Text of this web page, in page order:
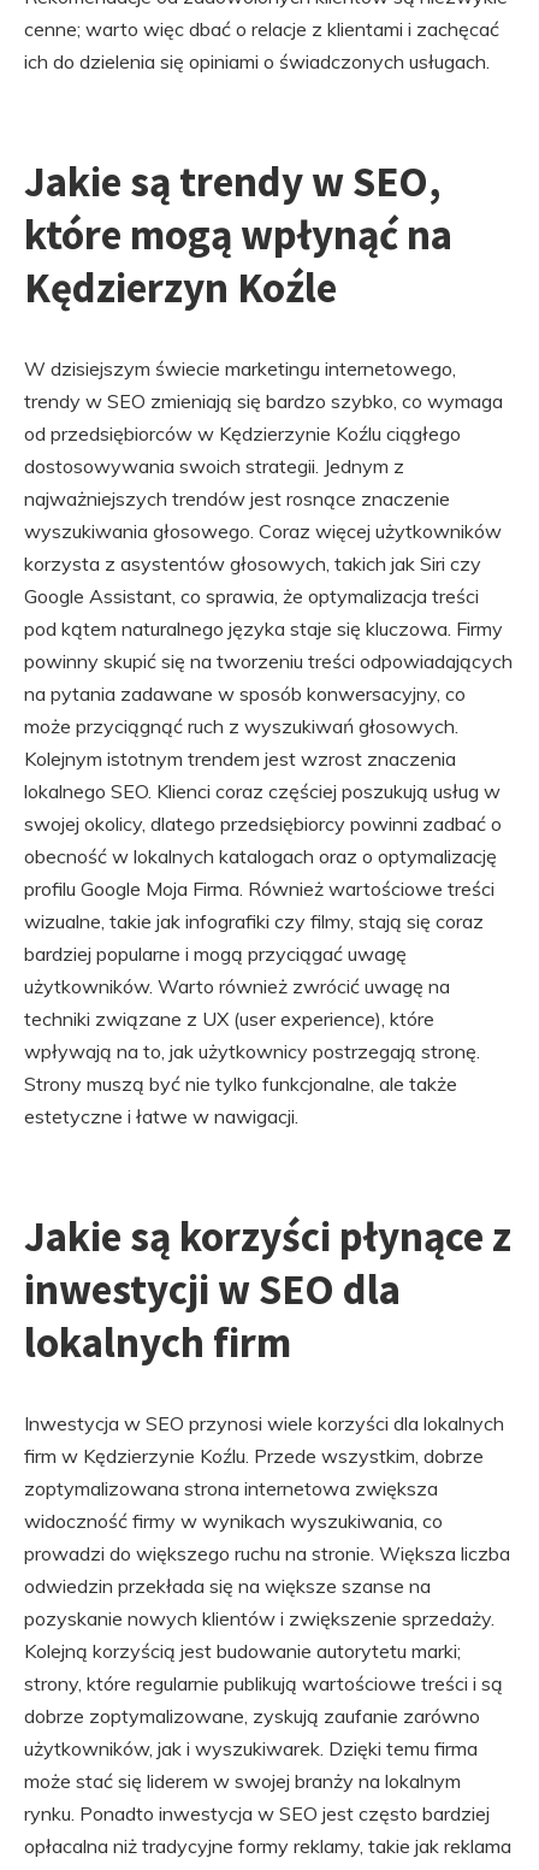
cenne; warto więc dbać o relacje z klientami i zachęcać
ich do dzielenia się opiniami o świadczonych usługach.
Jakie są trendy w SEO,
które mogą wpłynąć na
Kędzierzyn Koźle
W dzisiejszym świecie marketingu internetowego,
trendy w SEO zmieniają się bardzo szybko, co wymaga
od przedsiębiorców w Kędzierzynie Koźlu ciągłego
dostosowywania swoich strategii. Jednym z
najważniejszych trendów jest rosnące znaczenie
wyszukiwania głosowego. Coraz więcej użytkowników
korzysta z asystentów głosowych, takich jak Siri czy
Google Assistant, co sprawia, że optymalizacja treści
pod kątem naturalnego języka staje się kluczowa. Firmy
powinny skupić się na tworzeniu treści odpowiadających
na pytania zadawane w sposób konwersacyjny, co
może przyciągnąć ruch z wyszukiwań głosowych.
Kolejnym istotnym trendem jest wzrost znaczenia
lokalnego SEO. Klienci coraz częściej poszukują usług w
swojej okolicy, dlatego przedsiębiorcy powinni zadbać o
obecność w lokalnych katalogach oraz o optymalizację
profilu Google Moja Firma. Również wartościowe treści
wizualne, takie jak infografiki czy filmy, stają się coraz
bardziej popularne i mogą przyciągać uwagę
użytkowników. Warto również zwrócić uwagę na
techniki związane z UX (user experience), które
wpływają na to, jak użytkownicy postrzegają stronę.
Strony muszą być nie tylko funkcjonalne, ale także
estetyczne i łatwe w nawigacji.
Jakie są korzyści płynące z
inwestycji w SEO dla
lokalnych firm
Inwestycja w SEO przynosi wiele korzyści dla lokalnych
firm w Kędzierzynie Koźlu. Przede wszystkim, dobrze
zoptymalizowana strona internetowa zwiększa
widoczność firmy w wynikach wyszukiwania, co
prowadzi do większego ruchu na stronie. Większa liczba
odwiedzin przekłada się na większe szanse na
pozyskanie nowych klientów i zwiększenie sprzedaży.
Kolejną korzyścią jest budowanie autorytetu marki;
strony, które regularnie publikują wartościowe treści i są
dobrze zoptymalizowane, zyskują zaufanie zarówno
użytkowników, jak i wyszukiwarek. Dzięki temu firma
może stać się liderem w swojej branży na lokalnym
rynku. Ponadto inwestycja w SEO jest często bardziej
opłacalna niż tradycyjne formy reklamy, takie jak reklama